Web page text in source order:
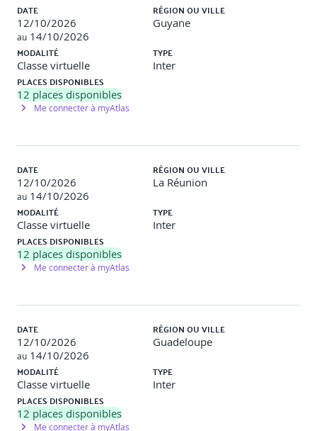
différents champs de saisie (texte, sélection, bouton) Gestion
de l’interactivité avec JavaScript, affichage des évènements
sur la console
Le langage JavaScript
Introduction au langage JavaScript, présentation
La grammaire du langage, les variables, les types de
données, les opérateurs, les instructions, les structures de
programmation, la définition et l'utilisation de fonctions
Les objets et leurs utilisations en JavaScript, les dialogues
avec l'utilisateur, les tableaux, la gestion des événements
et les différences selon les navigateurs, les objets
prédéfinis
Objectif: Effectuer son premier développement en
JavaScript
Description: Création d’un premier script permettant de
saisir des nombres et d’afficher en temps-réel la moyenne, le
plus grand, le plus petit, etc.
DATE
12/10/2026
au 14/10/2026
RÉGION OU VILLE
Guyane
MODALITÉ
Classe virtuelle
TYPE
Inter
PLACES DISPONIBLES
12 places disponibles
Me connecter à myAtlas
DATE
12/10/2026
au 14/10/2026
RÉGION OU VILLE
La Réunion
MODALITÉ
Classe virtuelle
TYPE
Inter
PLACES DISPONIBLES
12 places disponibles
Me connecter à myAtlas
DATE
12/10/2026
au 14/10/2026
RÉGION OU VILLE
Guadeloupe
MODALITÉ
Classe virtuelle
TYPE
Inter
PLACES DISPONIBLES
12 places disponibles
Me connecter à myAtlas